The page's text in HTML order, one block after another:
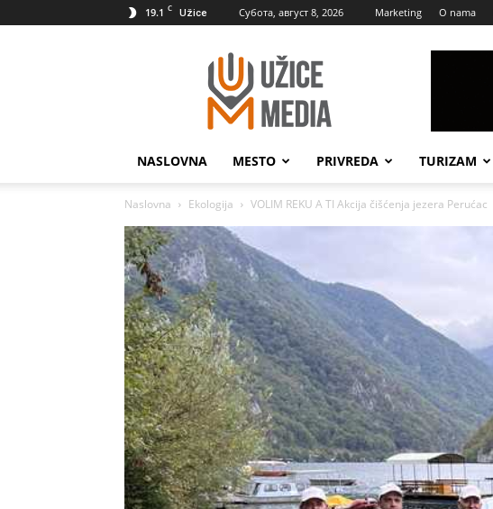
19.1 C Užice Субота, август 8, 2026 Marketing O nama
UžiceMedia
NASLOVNA MESTO PRIVREDA TURIZAM
Naslovna Ekologija VOLIM REKU A TI Akcija čišćenja jezera Perućac